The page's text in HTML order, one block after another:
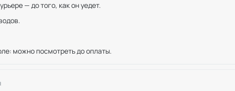
— до того, как он уедет.
можно посмотреть до оплаты.